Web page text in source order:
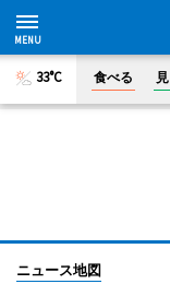
33°C 食べる
ニュース地図